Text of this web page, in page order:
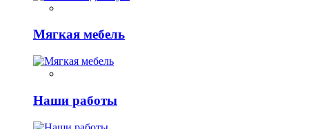
Мягкая мебель
Наши работы